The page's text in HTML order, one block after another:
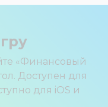
«Финансовый
Доступен для
для iOS и